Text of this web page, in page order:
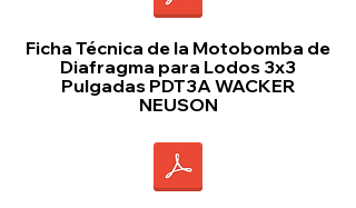
Ficha Técnica de la Motobomba de
Diafragma para Lodos 3x3
Pulgadas PDT3A WACKER
NEUSON